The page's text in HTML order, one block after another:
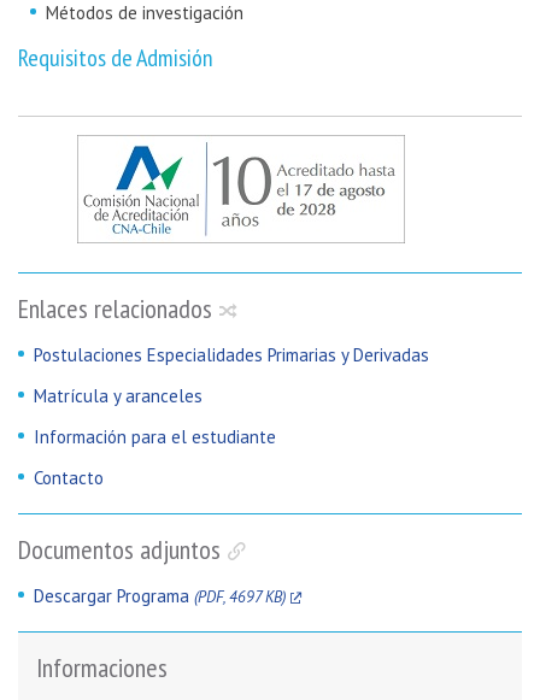
Enlaces relacionados
Postulaciones Especialidades Primarias y Derivadas
Matrícula y aranceles
Información para el estudiante
Contacto
Documentos adjuntos
Descargar Programa (PDF, 4697 KB)
Informaciones
Métodos de investigación
Requisitos de Admisión